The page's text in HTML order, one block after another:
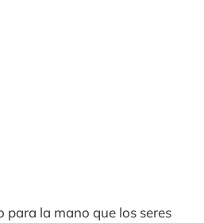
para la mano que los seres